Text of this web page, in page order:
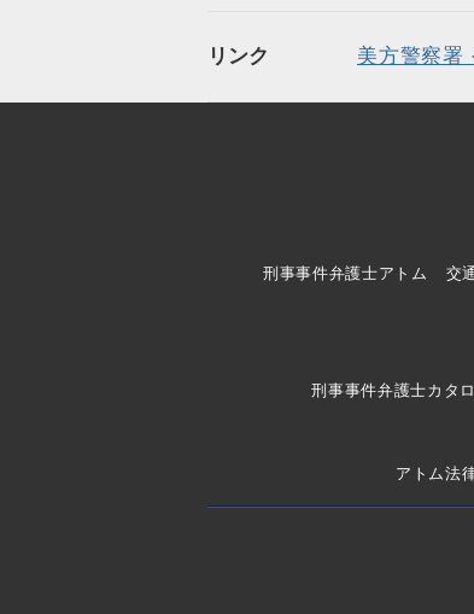
リンク 美方警察署
刑事事件弁護士アトム 交
刑事事件弁護士カタ
アトム法